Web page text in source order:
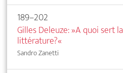
189–202
Gilles Deleuze: »A quoi sert la
littérature?«
Sandro Zanetti